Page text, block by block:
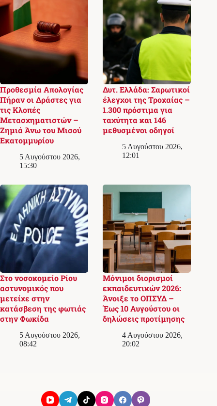
Προθεσμία Απολογίας
Πήραν οι Δράστες για
τις Κλοπές
Μετασχηματιστών –
Ζημιά Άνω του Μισού
Εκατομμυρίου
5 Αυγούστου 2026,
15:30
Δυτ. Ελλάδα: Σαρωτικοί
έλεγχοι της Τροχαίας –
1.300 πρόστιμα για
ταχύτητα και 146
μεθυσμένοι οδηγοί
5 Αυγούστου 2026,
12:01
Στο νοσοκομείο Ρίου
αστυνομικός που
μετείχε στην
κατάσβεση της φωτιάς
στην Φωκίδα
5 Αυγούστου 2026,
08:42
Μόνιμοι διορισμοί
εκπαιδευτικών 2026:
Άνοιξε το ΟΠΣΥΔ –
Έως 10 Αυγούστου οι
δηλώσεις προτίμησης
4 Αυγούστου 2026,
20:02